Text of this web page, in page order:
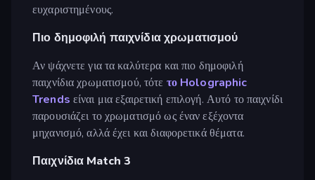
ευχαριστημένους.
Πιο δημοφιλή παιχνίδια χρωματισμού
Αν ψάχνετε για τα καλύτερα και πιο δημοφιλή
παιχνίδια χρωματισμού, τότε το Holographic
Trends είναι μια εξαιρετική επιλογή. Αυτό το παιχνίδι
παρουσιάζει το χρωματισμό ως έναν εξέχοντα
μηχανισμό, αλλά έχει και διαφορετικά θέματα.
Παιχνίδια Match 3